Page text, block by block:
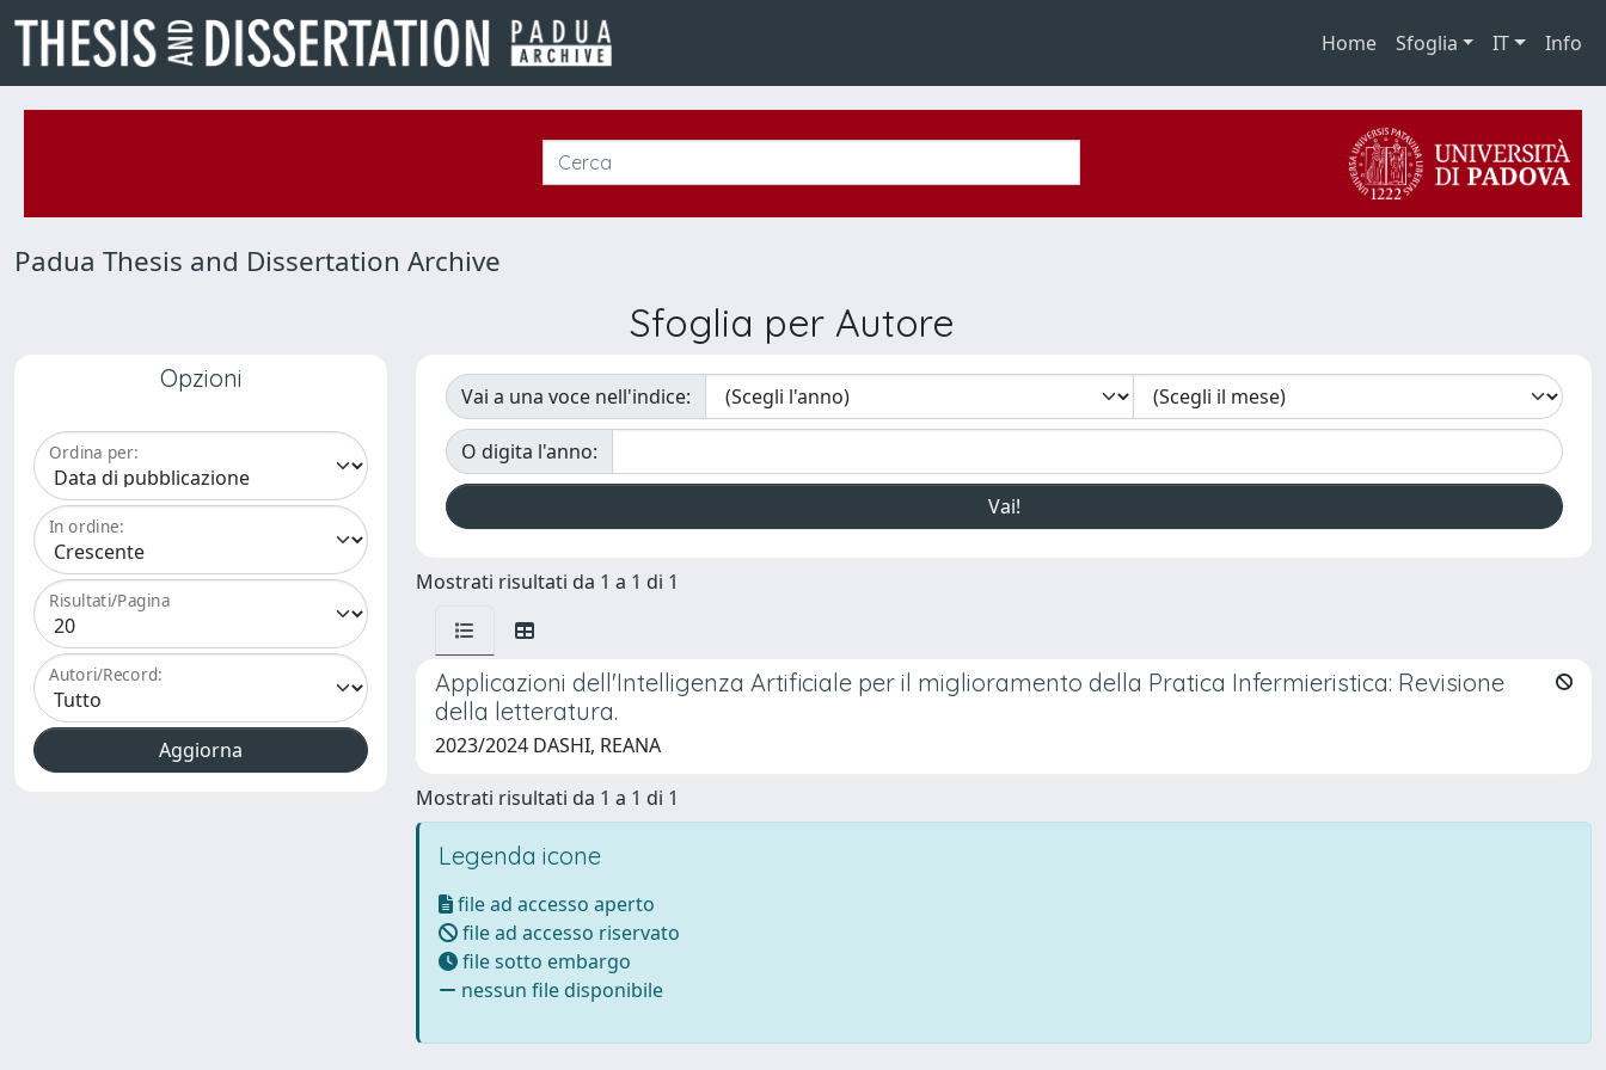
Home Sfoglia IT Info
Padua Thesis and Dissertation Archive
Sfoglia per Autore
Opzioni
Ordina per:
In ordine:
Risultati/Pagina
Autori/Record:
Vai a una voce nell'indice:
O digita l'anno:
Mostrati risultati da 1 a 1 di 1
Applicazioni dell'Intelligenza Artificiale per il miglioramento della Pratica Infermieristica: Revisione
della letteratura.
2023/2024 DASHI, REANA
Mostrati risultati da 1 a 1 di 1
Legenda icone
file ad accesso aperto
file ad accesso riservato
file sotto embargo
nessun file disponibile